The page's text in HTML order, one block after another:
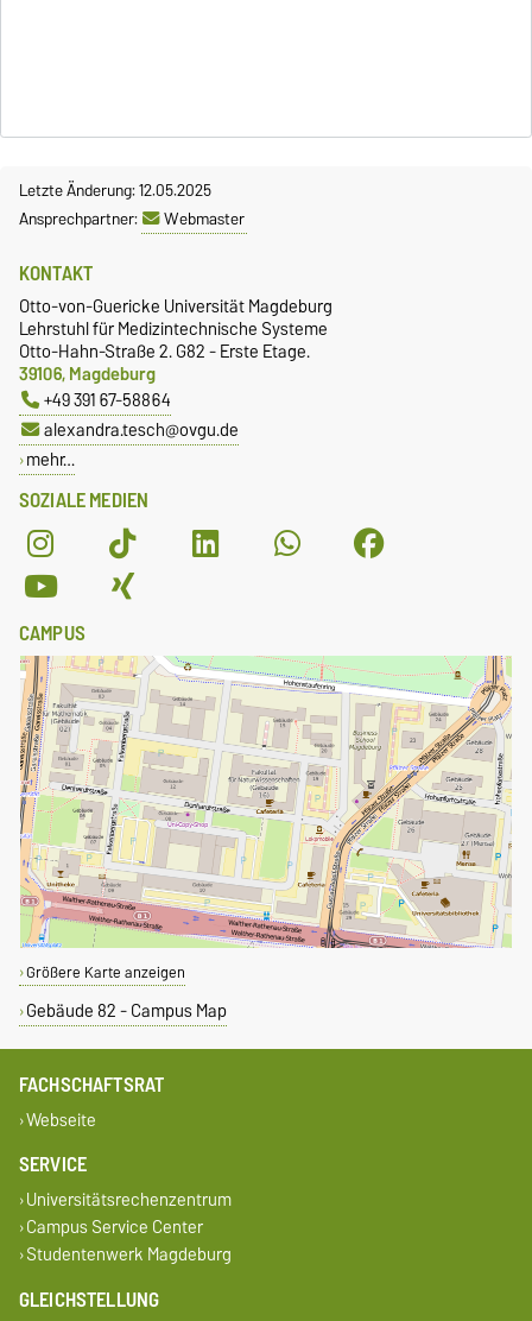
Letzte Änderung: 12.05.2025
Ansprechpartner:
Webmaster
SOZIALE MEDIEN
KONTAKT
Otto-von-Guericke Universität Magdeburg
Lehrstuhl für Medizintechnische Systeme
Otto-Hahn-Straße 2. G82 - Erste Etage.
39106, Magdeburg
+49 391 67-58864
alexandra.tesch@ovgu.de
mehr…
CAMPUS
Größere Karte anzeigen
Gebäude 82 - Campus Map
FACHSCHAFTSRAT
Webseite
SERVICE
Universitätsrechenzentrum
Campus Service Center
Studentenwerk Magdeburg
GLEICHSTELLUNG